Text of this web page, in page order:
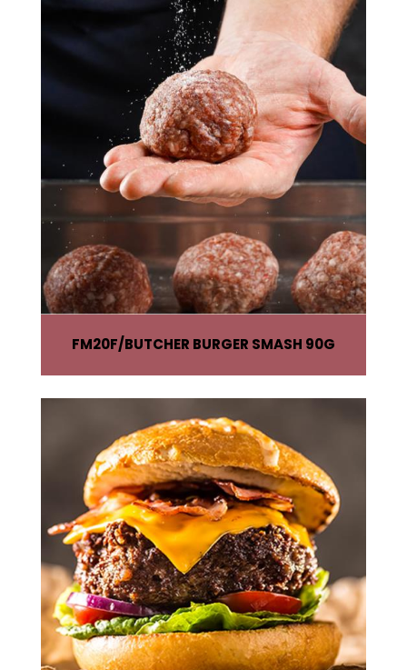
FM20F BUTCHER BURGER SMASH 90G